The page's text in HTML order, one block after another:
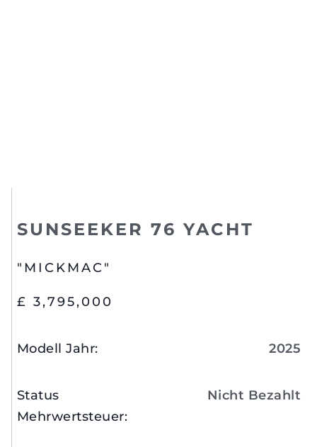
SUNSEEKER 76 YACHT
"MICKMAC"
£ 3,795,000
Modell Jahr: 2025
Status
Mehrwertsteuer:
Nicht Bezahlt